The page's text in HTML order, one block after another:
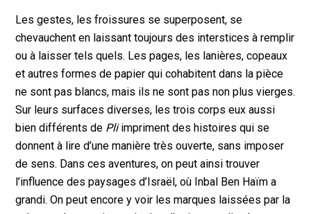
Les gestes, les froissures se superposent, se
chevauchent en laissant toujours des interstices à remplir
ou à laisser tels quels. Les pages, les lanières, copeaux
et autres formes de papier qui cohabitent dans la pièce
ne sont pas blancs, mais ils ne sont pas non plus vierges.
Sur leurs surfaces diverses, les trois corps eux aussi
bien différents de Pliimpriment des histoires qui se
donnent à lire d’une manière très ouverte, sans imposer
de sens. Dans ces aventures, on peut ainsi trouver
l’influence des paysages d’Israël, où Inbal Ben Haïm a
grandi. On peut encore y voir les marques laissées par la